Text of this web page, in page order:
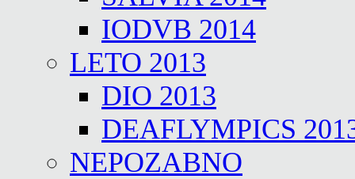
IODVB 2014
LETO 2013
DIO 2013
DEAFLYMPICS
NEPOZABNO